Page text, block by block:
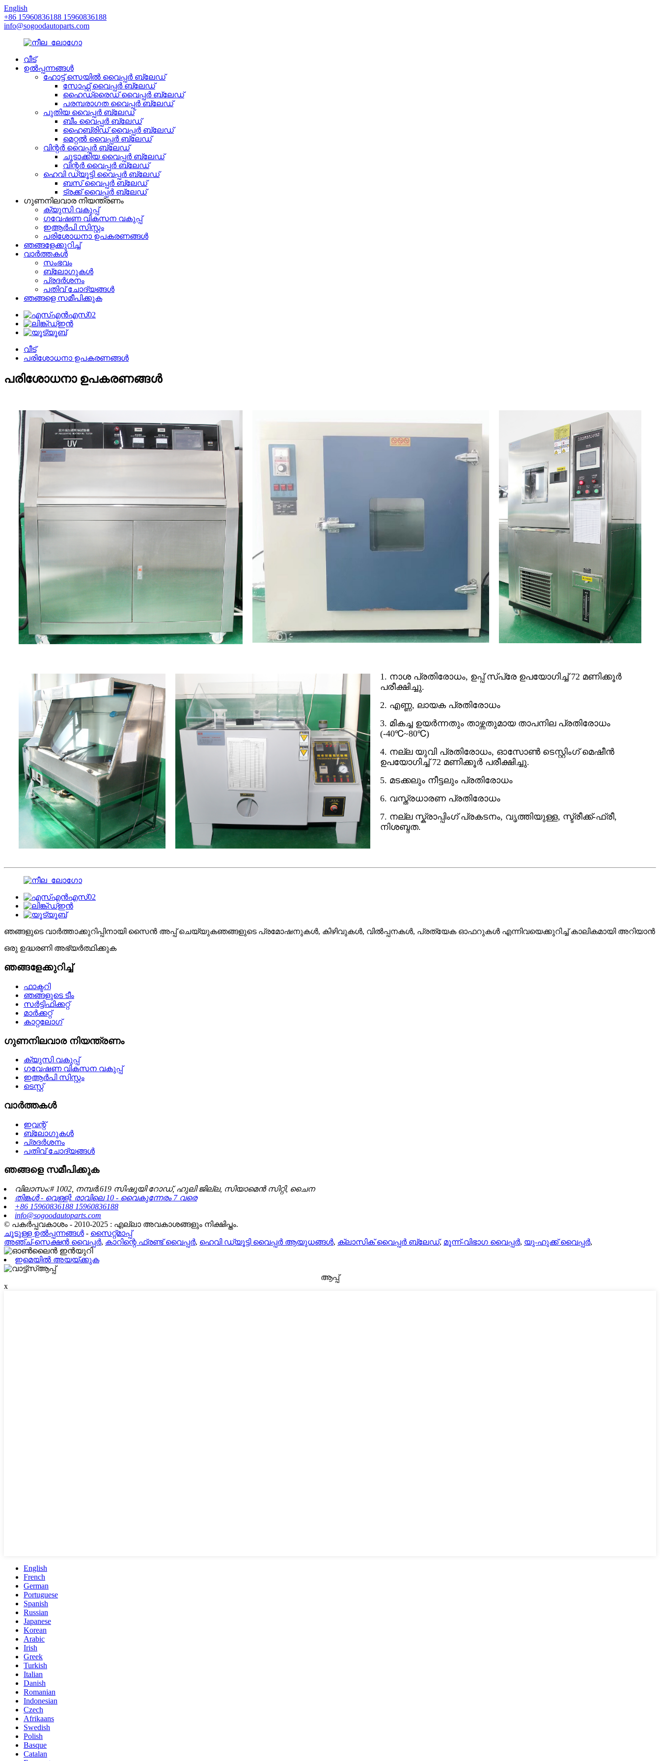
English
+86 15960836188 15960836188
info@sogoodautoparts.com
വീട്
ഉൽപ്പന്നങ്ങൾ
ഹോട്ട് സെയിൽ വൈപ്പർ ബ്ലേഡ്
സോഫ്റ്റ് വൈപ്പർ ബ്ലേഡ്
ഹൈഡ്രൈഡ് വൈപ്പർ ബ്ലേഡ്
പരമ്പരാഗത വൈപ്പർ ബ്ലേഡ്
പുതിയ വൈപ്പർ ബ്ലേഡ്
ബീം വൈപ്പർ ബ്ലേഡ്
ഹൈബ്രിഡ് വൈപ്പർ ബ്ലേഡ്
മെറ്റൽ വൈപ്പർ ബ്ലേഡ്
വിന്റർ വൈപ്പർ ബ്ലേഡ്
ചൂടാക്കിയ വൈപ്പർ ബ്ലേഡ്
വിന്റർ വൈപ്പർ ബ്ലേഡ്
ഹെവി ഡ്യൂട്ടി വൈപ്പർ ബ്ലേഡ്
ബസ് വൈപ്പർ ബ്ലേഡ്
ട്രക്ക് വൈപ്പർ ബ്ലേഡ്
ഗുണനിലവാര നിയന്ത്രണം
ക്യുസി വകുപ്പ്
ഗവേഷണ വികസന വകുപ്പ്
ഇആർപി സിസ്റ്റം
പരിശോധനാ ഉപകരണങ്ങൾ
ഞങ്ങളേക്കുറിച്ച്
വാർത്തകൾ
സംഭവം
ബ്ലോഗുകൾ
പ്രദർശനം
പതിവ് ചോദ്യങ്ങൾ
ഞങ്ങളെ സമീപിക്കുക
വീട്
പരിശോധനാ ഉപകരണങ്ങൾ
പരിശോധനാ ഉപകരണങ്ങൾ
1. നാശ പ്രതിരോധം, ഉപ്പ് സ്പ്രേ ഉപയോഗിച്ച് 72 മണിക്കൂർ
പരീക്ഷിച്ചു.
2. എണ്ണ, ലായക പ്രതിരോധം
3. മികച്ച ഉയർന്നതും താഴ്ന്നതുമായ താപനില പ്രതിരോധം
(-40℃~80℃)
4. നല്ല യുവി പ്രതിരോധം, ഓസോൺ ടെസ്റ്റിംഗ് മെഷീൻ
ഉപയോഗിച്ച് 72 മണിക്കൂർ പരീക്ഷിച്ചു.
5. മടക്കലും നീട്ടലും പ്രതിരോധം
6. വസ്ത്രധാരണ പ്രതിരോധം
7. നല്ല സ്ക്രാപ്പിംഗ് പ്രകടനം, വൃത്തിയുള്ള, സ്ട്രീക്ക്-ഫ്രീ,
നിശബ്ദത.
ഞങ്ങളുടെ വാർത്താക്കുറിപ്പിനായി സൈൻ അപ്പ് ചെയ്യുകഞങ്ങളുടെ പ്രമോഷനുകൾ, കിഴിവുകൾ, വിൽപ്പനകൾ, പ്രത്യേക ഓഫറുകൾ എന്നിവയെക്കുറിച്ച് കാലികമായി അറിയാൻ
ഒരു ഉദ്ധരണി അഭ്യർത്ഥിക്കുക
ഞങ്ങളേക്കുറിച്ച്
ഫാക്ടറി
ഞങ്ങളുടെ ടീം
സർട്ടിഫിക്കറ്റ്
മാർക്കറ്റ്
കാറ്റലോഗ്
ഗുണനിലവാര നിയന്ത്രണം
ക്യുസി വകുപ്പ്
ഗവേഷണ വികസന വകുപ്പ്
ഇആർപി സിസ്റ്റം
ടെസ്റ്റ്
വാർത്തകൾ
ഇവന്റ്
ബ്ലോഗുകൾ
പ്രദർശനം
പതിവ് ചോദ്യങ്ങൾ
ഞങ്ങളെ സമീപിക്കുക
വിലാസം:# 1002, നമ്പർ.619 സിഷുയി റോഡ്, ഹുലി ജില്ല, സിയാമെൻ സിറ്റി, ചൈന
തിങ്കൾ - വെള്ളി: രാവിലെ 10 - വൈകുന്നേരം 7 വരെ
+86 15960836188 15960836188
info@sogoodautoparts.com
© പകർപ്പവകാശം - 2010-2025 : എല്ലാ അവകാശങ്ങളും നിക്ഷിപ്തം.
ചൂടുള്ള ഉൽപ്പന്നങ്ങൾ - സൈറ്റ്മാപ്പ്
അഞ്ച്-സെക്ഷൻ വൈപ്പർ, കാറിന്റെ ഫ്രണ്ട് വൈപ്പർ, ഹെവി ഡ്യൂട്ടി വൈപ്പർ ആയുധങ്ങൾ, ക്ലാസിക് വൈപ്പർ ബ്ലേഡ്, മൂന്ന്-വിഭാഗ വൈപ്പർ, യു-ഹുക്ക് വൈപ്പർ,
ഇമെയിൽ അയയ്ക്കുക
ആപ്പ്
x
English
French
German
Portuguese
Spanish
Russian
Japanese
Korean
Arabic
Irish
Greek
Turkish
Italian
Danish
Romanian
Indonesian
Czech
Afrikaans
Swedish
Polish
Basque
Catalan